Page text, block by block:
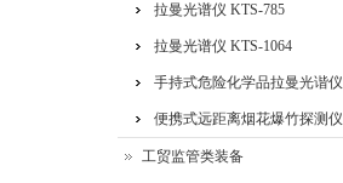
拉曼光谱仪 KTS-785
拉曼光谱仪 KTS-1064
手持式危险化学品拉曼光谐仪
便携式远距离烟花爆竹探测仪
工贸监管类装备